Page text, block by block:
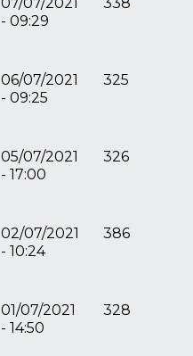
- 09:29
06/07/2021
- 09:25
325
05/07/2021
- 17:00
326
02/07/2021
- 10:24
386
01/07/2021
- 14:50
328